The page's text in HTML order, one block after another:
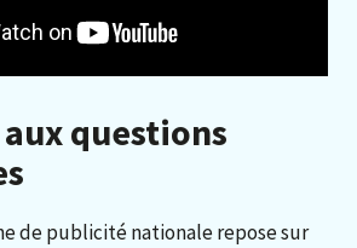
aux questions
de publicité nationale repose sur